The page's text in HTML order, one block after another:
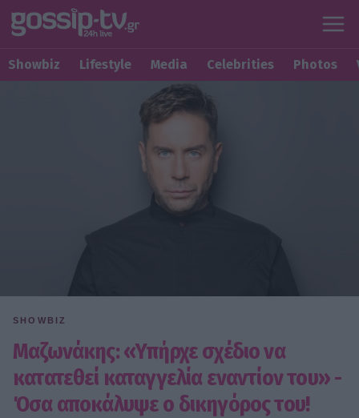
Showbiz Lifestyle Media Celebrities Photos
SHOWBIZ
Μαζωνάκης: «Υπήρχε σχέδιο να
κατατεθεί καταγγελία εναντίον του» -
Όσα αποκάλυψε ο δικηγόρος του!